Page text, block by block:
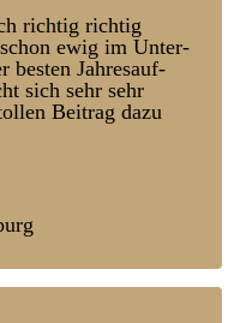
richtig richtig
ewig im Unter­
besten Jahres­auf­
sich sehr sehr
Bei­trag dazu